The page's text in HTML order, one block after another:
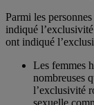
Parmi les
indiqué
ont indiqué
Les femmes
nombreuses
l’exclusivité
sexuelle